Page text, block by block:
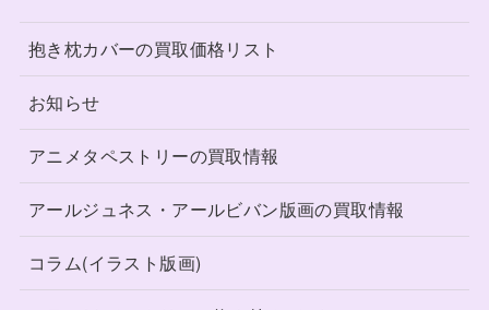
抱き枕カバーの買取価格リスト
お知らせ
アニメタペストリーの買取情報
アールジュネス・アールビバン版画の買取情報
コラム(イラスト版画)